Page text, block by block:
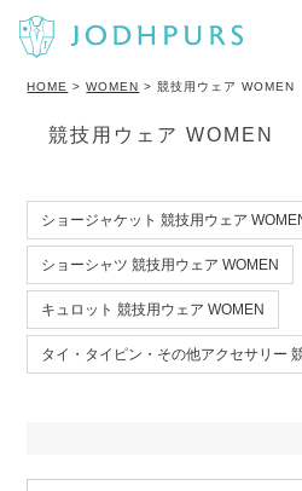
HOME WOMEN 競技用ウェア WOMEN
競技用ウェア WOMEN
ショージャケット 競技用ウェア
ショーシャツ 競技用ウェア WOMEN
キュロット 競技用ウェア WOMEN
タイ・タイピン・その他アクセサリー